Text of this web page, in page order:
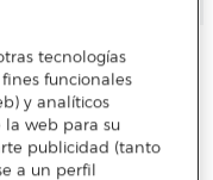
tecnologías
funcionales
y analíticos
la web para su
publicidad (tanto
a un perfil